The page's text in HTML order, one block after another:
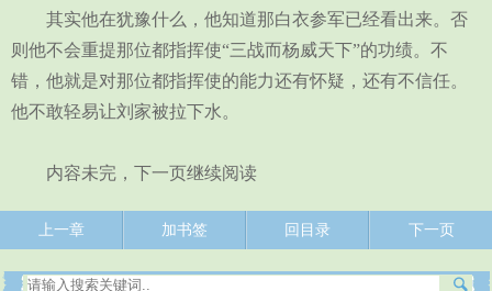
其实他在犹豫什么，他知道那白衣参军已经看出来。否
则他不会重提那位都指挥使“三战而杨威天下”的功绩。不
错，他就是对那位都指挥使的能力还有怀疑，还有不信任。
他不敢轻易让刘家被拉下水。
内容未完，下一页继续阅读
上一章 加书签 回目录 下一页